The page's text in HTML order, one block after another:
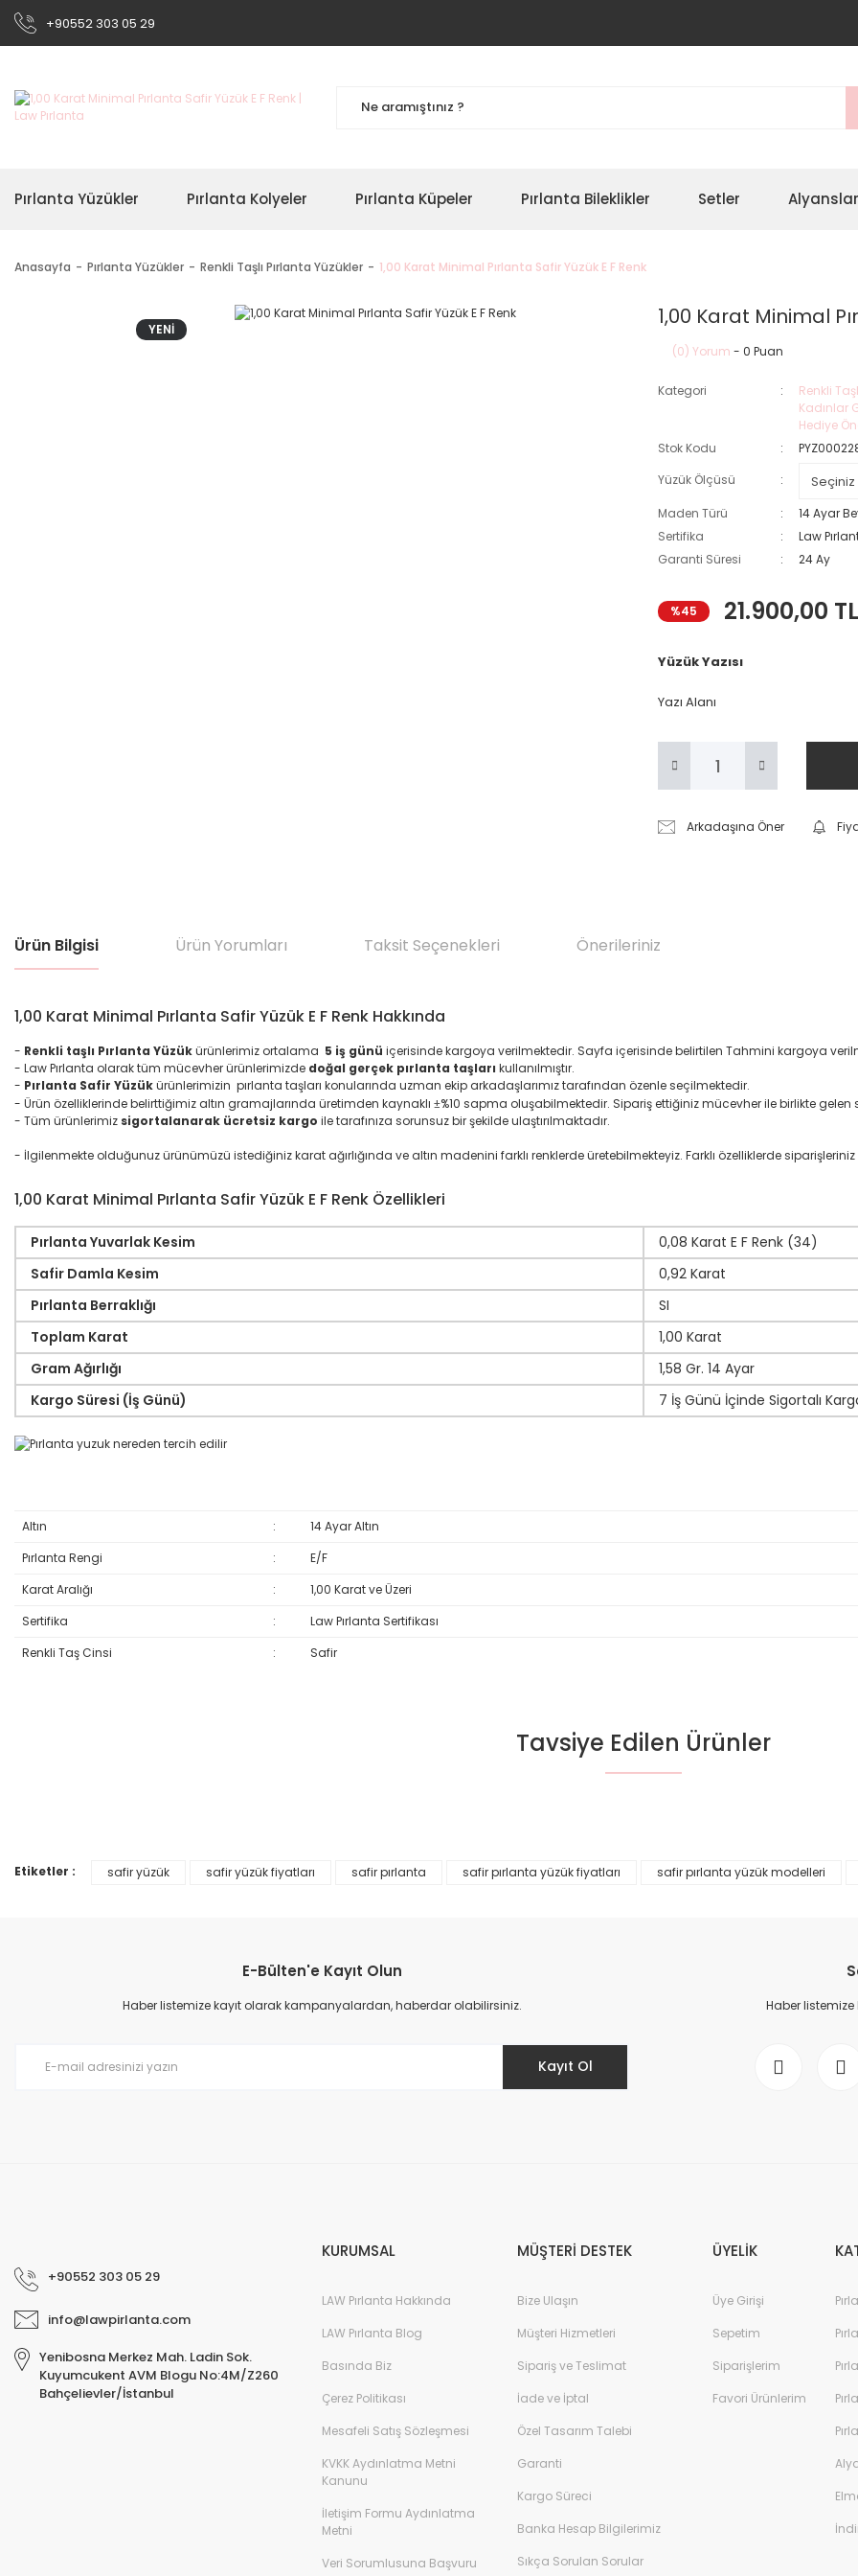
+90552 303 05 29
Pırlanta Yüzükler Pırlanta Kolyeler Pırlanta Küpeler Pırlanta Bileklikler Setler Alyanslar
Anasayfa Pırlanta Yüzükler Renkli Taşlı Pırlanta Yüzükler 1,00 Karat Minimal Pırlanta Safir Yüzük E F Renk
YENİ 1,00 Karat Minimal
(0) Yorum - 0 Puan
Kategori
Renkli
Kadınlar
Hediye
Stok Kodu
Yüzük Ölçüsü
Maden Türü
14 Ayar
Sertifika
Law
Garanti Süresi
24 Ay
%45 21.900,00 TL
Yüzük Yazısı
Yazı Alanı
Arkadaşına Öner
Ürün Bilgisi Ürün Yorumları Taksit Seçenekleri Önerileriniz
1,00 Karat Minimal Pırlanta Safir Yüzük E F Renk Hakkında
- Renkli taşlı Pırlanta Yüzükürünlerimiz ortalama 5 iş günü içerisinde kargoya verilmektedir. Sayfa içerisinde belirtilen Tahmini kargoya
- Law Pırlanta olarak tüm mücevher ürünlerimizde doğal gerçek pırlanta taşları kullanılmıştır.
- Pırlanta Safir Yüzükürünlerimizin pırlanta taşları konularında uzman ekip arkadaşlarımız tarafından özenle seçilmektedir.
- Ürün özelliklerinde belirttiğimiz altın gramajlarında üretimden kaynaklı ±%10 sapma oluşabilmektedir. Sipariş ettiğiniz mücevher ile birlikte
- Tüm ürünlerimiz sigortalanarak ücretsiz kargo ile tarafınıza sorunsuz bir şekilde ulaştırılmaktadır.
- İlgilenmekte olduğunuz ürünümüzü istediğiniz karat ağırlığında ve altın madenini farklı renklerde üretebilmekteyiz. Farklı özelliklerde
1,00 Karat Minimal Pırlanta Safir Yüzük E F Renk Özellikleri
Pırlanta Yuvarlak Kesim
0,08 Karat E F Renk (34)
Safir Damla Kesim
0,92 Karat
Pırlanta Berraklığı
SI
Toplam Karat
1,00 Karat
Gram Ağırlığı
1,58 Gr. 14 Ayar
Kargo Süresi (İş Günü)
7 İş Günü İçinde Sigortalı
Altın :
14 Ayar Altın
Pırlanta Rengi
:
E/F
Karat Aralığı
:
1,00 Karat ve Üzeri
Sertifika
:
Law Pırlanta Sertifikası
Renkli Taş Cinsi
: Safir
Bu ürüne ilk yorumu siz yapın!
Bu ürünün fiyat bilgisi, resim, ürün açıklamalarında ve diğer konularda yetersiz gördüğünüz noktaları öneri formunu kullanarak
Ürün bilgilerinde hatalar bulunuyor.
Gönder
Tavsiye Edilen Ürünler
2,29 Karat Pırlantalı Safir Yüzük F Renk 0,97 Karat Pırlantalı Safir Yüzük F Renk
0,70 Karat Pırlantalı Safir Yüzük F Renk
Etiketler : safir yüzük safir yüzük fiyatları safir pırlanta safir pırlanta yüzük fiyatları safir pırlanta yüzük modelleri
E-Bülten'e Kayıt Olun
Haber listemize kayıt olarak kampanyalardan, haberdar olabilirsiniz.
Kayıt Ol
Haber
+90552 303 05 29
info@lawpirlanta.com
Yenibosna Merkez Mah. Ladin Sok.
Kuyumcukent AVM Blogu No:4M/Z260
Bahçelievler/İstanbul
KURUMSAL
LAW Pırlanta Hakkında
LAW Pırlanta Blog
Basında Biz
Çerez Politikası
Mesafeli Satış Sözleşmesi
KVKK Aydınlatma Metni
Kanunu
İletişim Formu Aydınlatma
Metni
Veri Sorumlusuna Başvuru
MÜŞTERİ DESTEK
Bize Ulaşın
Müşteri Hizmetleri
Sipariş ve Teslimat
İade ve İptal
Özel Tasarım Talebi
Garanti
Kargo Süreci
Banka Hesap Bilgilerimiz
Sıkça Sorulan Sorular
ÜYELİK
Üye Girişi
Sepetim
Siparişlerim
Favori Ürünlerim